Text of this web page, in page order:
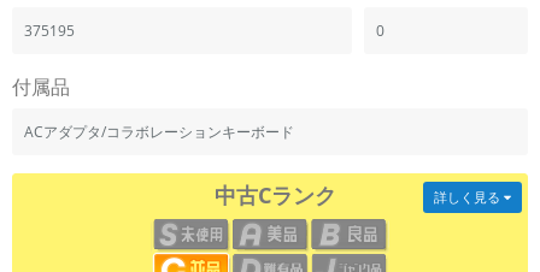
375195 0
付属品
ACアダプタ/コラボレーションキーボード
中古Cランク 詳しく見る
機能・特徴
ドライブ
「新品」「未使用」「中古」など